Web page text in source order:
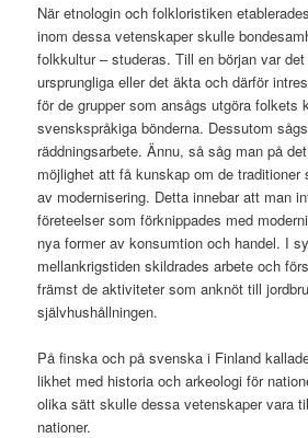
När etnologin och folkloristiken
inom dessa vetenskaper skulle
folkkultur – studeras. Till en början var
ursprungliga eller det äkta och därför
för de grupper som ansågs utgöra folkets
svenskspråkiga bönderna. Dessutom
räddningsarbete. Ännu, så såg man på
möjlighet att få kunskap om de traditioner
av modernisering. Detta innebar att man
företeelser som förknippades med
nya former av konsumtion och handel. I
mellankrigstiden skildrades arbete och
främst de aktiviteter som anknöt till
självhushållningen.
På finska och på svenska i Finland
likhet med historia och arkeologi för
olika sätt skulle dessa vetenskaper vara
nationer.